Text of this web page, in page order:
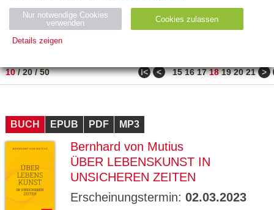
Neuerscheinung
Bestseller
PREIS
10/20/50 ǀ< < 15 16 17 18 19 20 21 >
BUCH EPUB PDF MP3
Bernhard von Mutius
ÜBER LEBENSKUNST IN
UNSICHEREN ZEITEN
Erscheinungstermin: 02.03.2023
Nur notwendige Cookies
verwenden
Cookies zulassen
Details zeigen
Name Zweck
ESSION
_ID
verlag.
de
Session verwendet
GV_CO
gabal-
verlag.
Speichert den Zustimmungsstatus des
Domäne.